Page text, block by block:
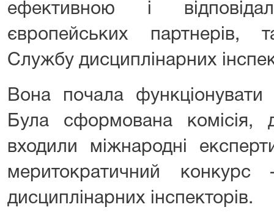
ефективною і
європейських партнерів,
Службу дисциплінарних
Вона почала функціонувати
Була сформована комісія,
входили міжнародні
меритократичний
дисциплінарних інспекторів.